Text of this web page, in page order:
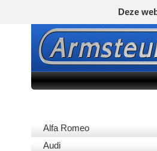
Alfa Romeo
Audi
Deze